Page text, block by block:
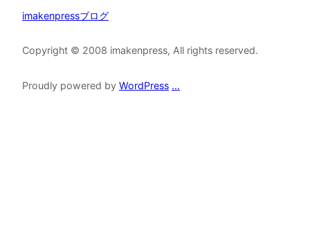
imakenpressブログ
Copyright © 2008 imakenpress, All rights reserved.
Proudly powered by WordPress …